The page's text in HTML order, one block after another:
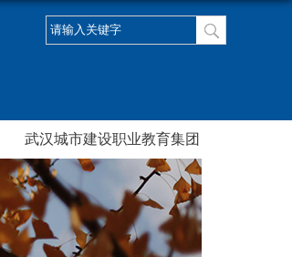
武汉城市建设职业教育集团